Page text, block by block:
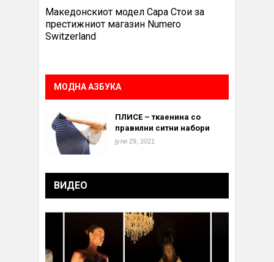
Македонскиот модел Сара Стои за
престижниот магазин Numero
Switzerland
МОДНА АЗБУКА
ПЛИСЕ – ткаенина со
правилни ситни набори
јули 29, 2021
ВИДЕО